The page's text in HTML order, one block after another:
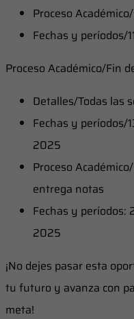
Proceso
Fechas y períodos/
Proceso Académico/Fin
Detalles/Todas las
Fechas y períodos/
2025
Proceso
entrega notas
Fechas y períodos:
2025
¡No dejes pasar esta
tu futuro y avanza con
meta!